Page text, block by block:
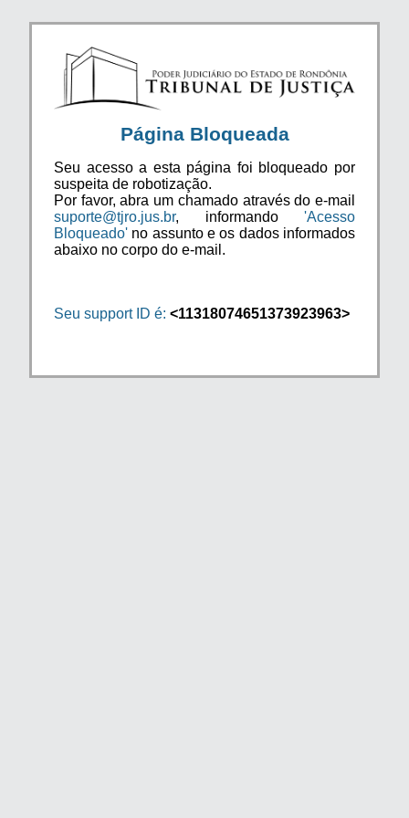
Página Bloqueada
Seu acesso a esta página foi bloqueado por
suspeita de robotização.
Por favor, abra um chamado através do e-mail
suporte@tjro.jus.br, informando 'Acesso
Bloqueado' no assunto e os dados informados
abaixo no corpo do e-mail.
Seu support ID é: <11318074651373923963>